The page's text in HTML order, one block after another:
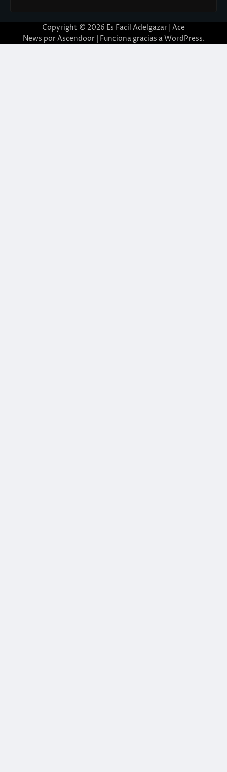
Copyright © 2026 Es Facil Adelgazar | Ace
News porAscendoor| Funciona gracias aWordPress.